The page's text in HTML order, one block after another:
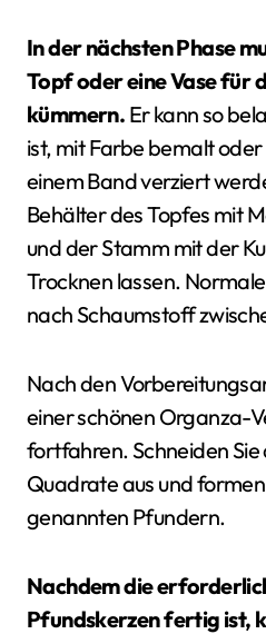
In der nächsten Phase
Topf oder eine Vase für
kümmern. Er kann so
ist, mit Farbe bemalt
einem Band verziert
Behälter des Topfes mit
und der Stamm mit der
Trocknen lassen.
nach Schaumstoff
Nach den
einer schönen Organza-
fortfahren. Schneiden
Quadrate aus und formen
genannten Pfundern.
Nachdem die
Pfundskerzen fertig ist,